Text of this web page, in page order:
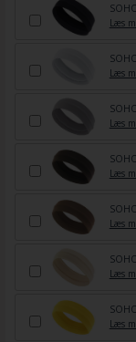
Læs
Læs
Læs
Læs
Læs
Læs
Læs